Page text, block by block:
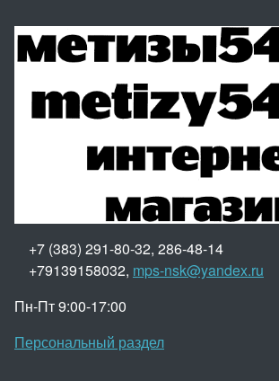
+7 (383) 291-80-32, 286-48-14
+79139158032, mps-nsk@yandex.ru
Пн-Пт 9:00-17:00
Персональный раздел